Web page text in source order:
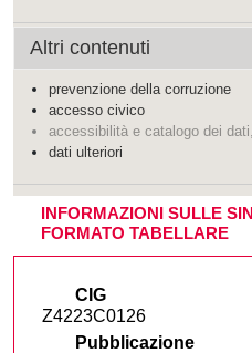
Altri contenuti
prevenzione della corruzione
accesso civico
accessibilità e catalogo dei
dati ulteriori
INFORMAZIONI SULLE
FORMATO TABELLARE
CIG
Z4223C0126
Pubblicazione